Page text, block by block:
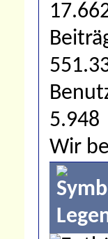
5.948
Wir